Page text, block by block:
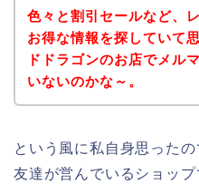
色々と割引セールなど、
お得な情報を探していて
ドドラゴンのお店でメル
いないのかな～。
という風に私自身思った
友達が営んでいるショッ